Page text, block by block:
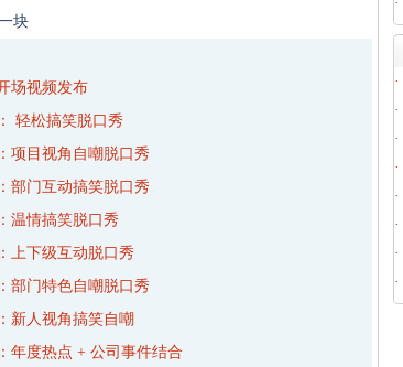
块
场视频发布
轻松搞笑脱口秀
项目视角自嘲脱口秀
部门互动搞笑脱口秀
温情搞笑脱口秀
上下级互动脱口秀
部门特色自嘲脱口秀
新人视角搞笑自嘲
年度热点 + 公司事件结合
·
·
·
·
·
·
·
·